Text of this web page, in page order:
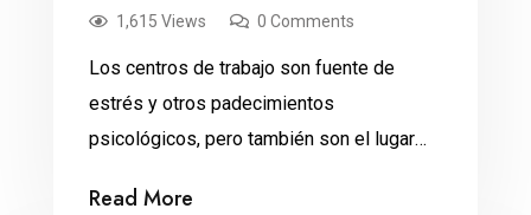
1,615 Views
0 Comments
Los centros de trabajo son fuente de
estrés y otros padecimientos
psicológicos, pero también son el lugar
Read More